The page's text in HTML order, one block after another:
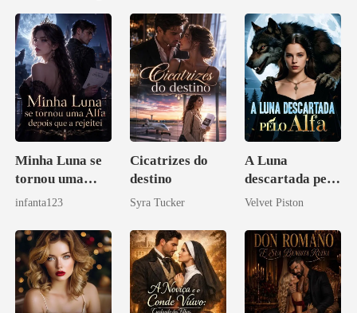
Minha Luna se
tornou uma
Alfa depois que
infanta123
Cicatrizes do
destino
Syra Tucker
A Luna
descartada pelo
Alfa
Velvet Piston